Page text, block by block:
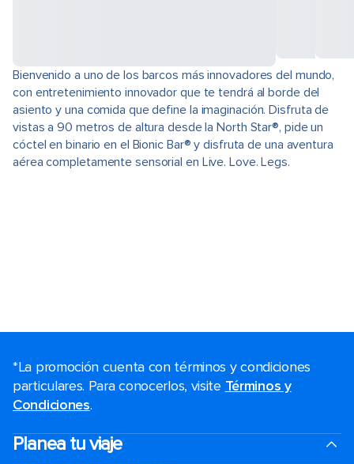
Bienvenido a uno de los barcos más innovadores del mundo,
con entretenimiento innovador que te tendrá al borde del
asiento y una comida que define la imaginación. Disfruta de
vistas a 90 metros de altura desde la North Star®, pide un
cóctel en binario en el Bionic Bar® y disfruta de una aventura
aérea completamente sensorial en Live. Love. Legs.
*La promoción cuenta con términos y condiciones
particulares. Para conocerlos, visite Términos y
Condiciones.
Planea tu viaje